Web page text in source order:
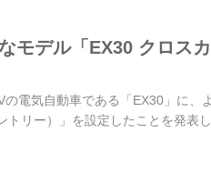
モデル「EX30 クロス
電気自動車である「EX30」に、
リー）」を設定したことを発表し